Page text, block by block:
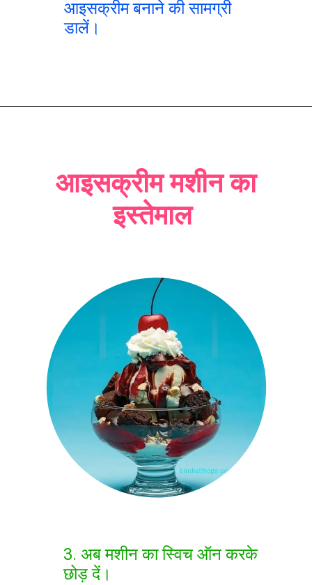
आइसक्रीम बनाने की सामग्री
डालें।
आइसक्रीम मशीन का
इस्तेमाल
3. अब मशीन का स्विच ऑन करके
छोड़ दें।